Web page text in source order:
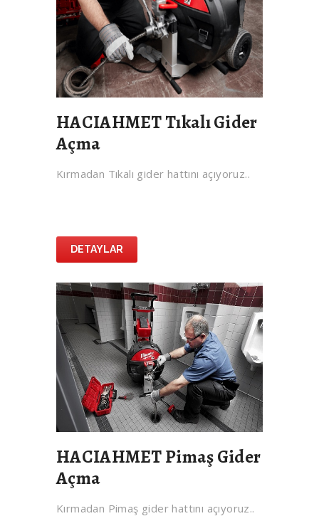
HACIAHMET Tıkalı Gider
Açma
Kırmadan Tıkalı gider hattını açıyoruz..
DETAYLAR
HACIAHMET Pimaş Gider
Açma
Kırmadan Pimaş gider hattını açıyoruz..